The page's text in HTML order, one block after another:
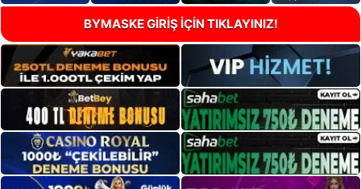
BYMASKE GİRİŞ İÇİN TIKLAYINIZ!